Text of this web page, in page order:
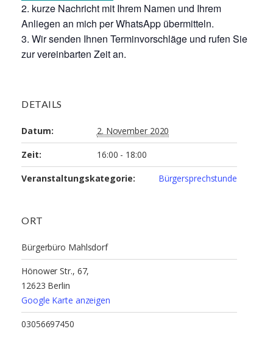
kurze Nachricht mit Ihrem Namen und Ihrem
Anliegen an mich per WhatsApp übermitteln.
Wir senden Ihnen Terminvorschläge und rufen Sie
zur vereinbarten Zeit an.
DETAILS
Datum: 2. November 2020
Zeit: 16:00 - 18:00
Veranstaltungskategorie: Bürgersprechstunde
ORT
Bürgerbüro Mahlsdorf
Hönower Str., 67,
12623 Berlin
Google Karte anzeigen
03056697450